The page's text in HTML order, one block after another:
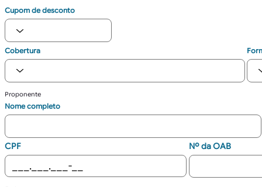
Cupom de desconto
Cobertura
Proponente
Nome completo
CPF Nº da OAB